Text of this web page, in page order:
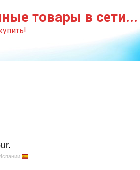
товары в сети...